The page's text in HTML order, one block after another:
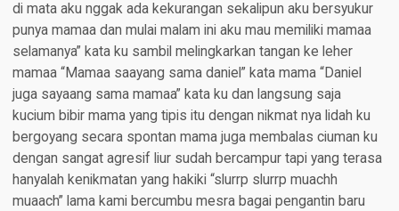
di mata aku nggak ada kekurangan sekalipun aku bersyukur
punya mamaa dan mulai malam ini aku mau memiliki mamaa
selamanya” kata ku sambil melingkarkan tangan ke leher
mamaa “Mamaa saayang sama daniel” kata mama “Daniel
juga sayaang sama mamaa” kata ku dan langsung saja
kucium bibir mama yang tipis itu dengan nikmat nya lidah ku
bergoyang secara spontan mama juga membalas ciuman ku
dengan sangat agresif liur sudah bercampur tapi yang terasa
hanyalah kenikmatan yang hakiki “slurrp slurrp muachh
muaach” lama kami bercumbu mesra bagai pengantin baru